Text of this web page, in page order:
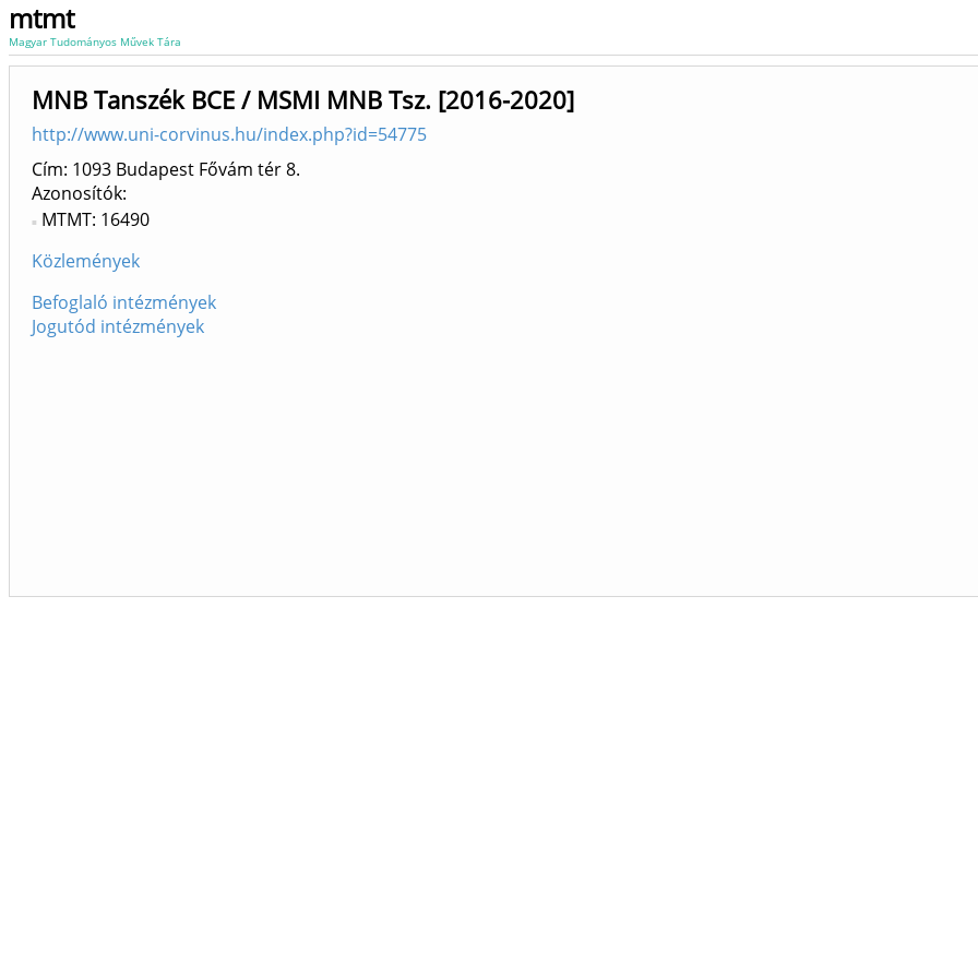
mtmt
Magyar Tudományos Művek Tára
MNB Tanszék BCE / MSMI MNB Tsz. [2016-2020]
http://www.uni-corvinus.hu/index.php?id=54775
Cím: 1093 Budapest Fővám tér 8.
Azonosítók
MTMT: 16490
Közlemények
Befoglaló intézmények
Jogutód intézmények